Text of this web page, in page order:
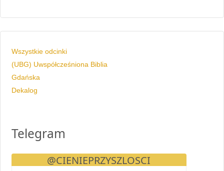
Wszystkie odcinki
(UBG) Uwspółcześniona Biblia
Gdańska
Dekalog
Telegram
@CIENIEPRZYSZLOSCI